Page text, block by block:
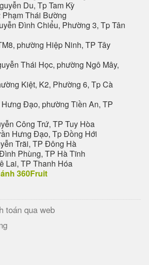
Du, Tp Tam Kỳ
Phạm Thái Bường
Đình Chiểu, Phường 3, Tp Tân
phường Hiệp Ninh, TP Tây
Thái Học, phường Ngô Mây,
Kiệt, K2, Phường 6, Tp Cà
Hưng Đạo, phường Tiền An, TP
Công Trứ, TP Tuy Hòa
Hưng Đạo, Tp Đồng Hới
Trãi, TP Đông Hà
Phùng, TP Hà Tĩnh
Lai, TP Thanh Hóa
360Fruit
toán qua web